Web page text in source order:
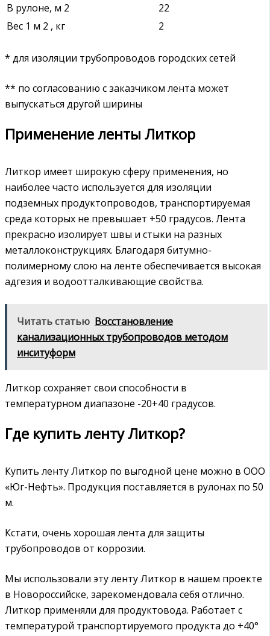
В рулоне, м 2
22
Вес 1 м 2 , кг
2
* для изоляции трубопроводов городских сетей
** по согласованию с заказчиком лента может
выпускаться другой ширины
Применение ленты Литкор
Литкор имеет широкую сферу применения, но
наиболее часто используется для изоляции
подземных продуктопроводов, транспортируемая
среда которых не превышает +50 градусов. Лента
прекрасно изолирует швы и стыки на разных
металлоконструкциях. Благодаря битумно-
полимерному слою на ленте обеспечивается высокая
адгезия и водоотталкивающие свойства.
Читать статью Восстановление
канализационных трубопроводов методом
инситуформ
Литкор сохраняет свои способности в
температурном диапазоне -20+40 градусов.
Где купить ленту Литкор?
Купить ленту Литкор по выгодной цене можно в ООО
«Юг-Нефть». Продукция поставляется в рулонах по 50
м.
Кстати, очень хорошая лента для защиты
трубопроводов от коррозии.
Мы использовали эту ленту Литкор в нашем проекте
в Новороссийске, зарекомендовала себя отлично.
Литкор применяли для продуктовода. Работает с
температурой транспортируемого продукта до +40°